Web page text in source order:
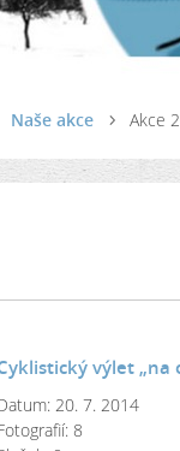
Naše akce Akce
výlet „na
20. 7. 2014
8